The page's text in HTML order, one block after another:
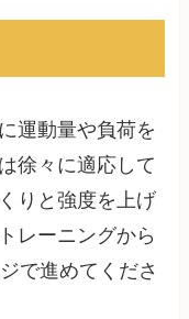
運動量や負荷を
徐々に適応して
りと強度を上げ
レーニングから
で進めてくださ